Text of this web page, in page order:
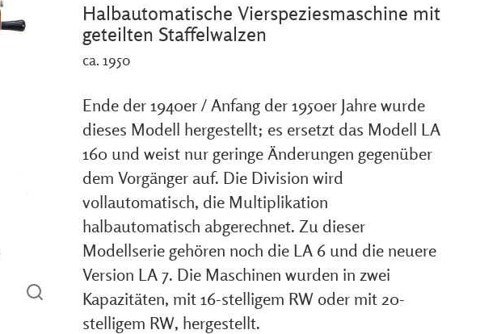
Halbautomatische Vierspeziesmaschine mit
geteilten Staffelwalzen
ca. 1950
Ende der 1940er / Anfang der 1950er Jahre wurde
dieses Modell hergestellt; es ersetzt das Modell LA
160 und weist nur geringe Änderungen gegenüber
dem Vorgänger auf. Die Division wird
vollautomatisch, die Multiplikation
halbautomatisch abgerechnet. Zu dieser
Modellserie gehören noch die LA 6 und die neuere
Version LA 7. Die Maschinen wurden in zwei
Kapazitäten, mit 16-stelligem RW oder mit 20-
stelligem RW, hergestellt.